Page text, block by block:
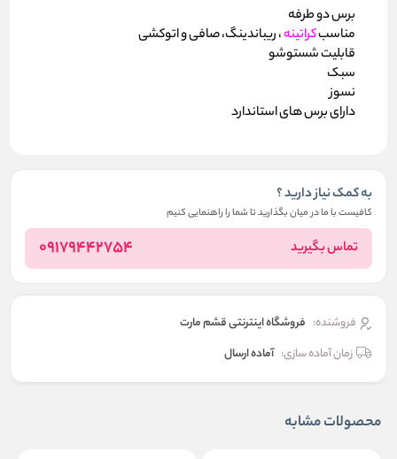
برس دو طرفه
مناسبکراتینه، ریباندینگ، صافی و اتوکشی
قابلیت شستوشو
سبک
نسوز
دارای برس های استاندارد
به کمک نیاز دارید ؟
کافیست با ما در میان بگذارید تا شما را راهنمایی کنیم
تماس بگیرید 09179442754
فروشنده: فروشگاه اینترنتی قشم مارت
زمان آماده سازی: آماده ارسال
محصولات مشابه